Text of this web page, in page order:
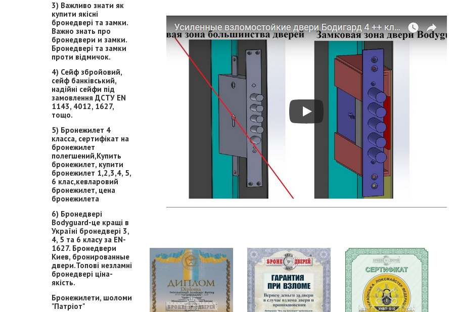
3) Важливо знати як
купити якісні
бронедвері та замки.
Важно знать про
бронедвери и замки.
Бронедвері та замки
проти відмичок.
4) Сейф збройовий,
сейф банківський,
надійні сейфи під
замовлення ДСТУ EN
1143, 4012, 1627,
тощо.
5) Бронежилет 4
класса, сертифікат на
бронежилет
полегшений,Купить
бронежилет, купити
бронежилет 1,2,3,4, 5,
6 клас,кевларовий
бронежилет, цена
бронежилета
6) Бронедвері
Bodyguard-це кращі в
Україні бронедвері 3,
4, 5 та 6 класу за EN-
1627. Бронедвери
Киев, бронированные
двери.Топові незламні
бронедвері ціна-
якість.
Бронежилети, шоломи
"Патріот"